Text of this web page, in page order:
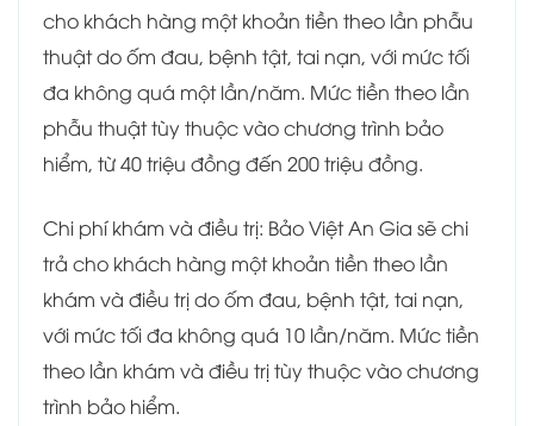
cho khách hàng một khoản tiền theo lần phẫu
thuật do ốm đau, bệnh tật, tai nạn, với mức tối
đa không quá một lần/năm. Mức tiền theo lần
phẫu thuật tùy thuộc vào chương trình bảo
hiểm, từ 40 triệu đồng đến 200 triệu đồng.
Chi phí khám và điều trị: Bảo Việt An Gia sẽ chi
trả cho khách hàng một khoản tiền theo lần
khám và điều trị do ốm đau, bệnh tật, tai nạn,
với mức tối đa không quá 10 lần/năm. Mức tiền
theo lần khám và điều trị tùy thuộc vào chương
trình bảo hiểm.